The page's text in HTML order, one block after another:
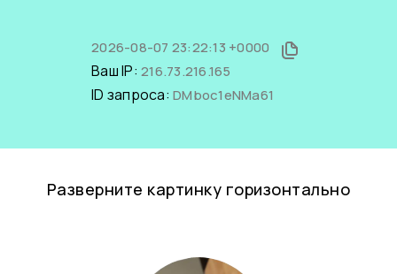
2026-08-07 23:22:13 +0000
Ваш IP: 216.73.216.165
ID запроса: DMboc1eNMa61
Разверните картинку горизонтально